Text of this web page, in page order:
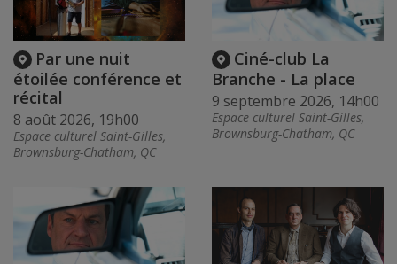
Par une nuit
étoilée conférence et
récital
8 août 2026, 19h00
Espace culturel Saint-Gilles,
Brownsburg-Chatham, QC
Ciné-club La
Branche - La place
9 septembre 2026, 14h00
Espace culturel Saint-Gilles,
Brownsburg-Chatham, QC